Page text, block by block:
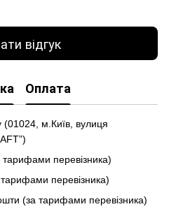
відгук
Оплата
(01024, м.Київ, вулиця
тарифами перевізника)
перевізника)
(за тарифами перевізника)